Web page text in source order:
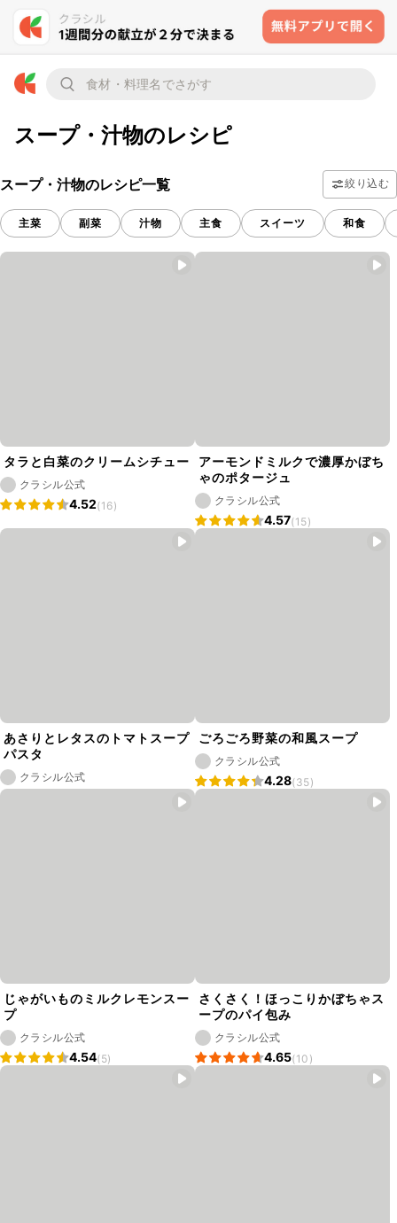
スープ・汁物のレシピ
スープ・汁物のレシピ一覧 絞り込む
主菜 副菜 汁物 主食 スイーツ 和食
タラと白菜のクリームシチュー
クラシル公式
4.52(16)
アーモンドミルクで濃厚かぼち
ゃのポタージュ
クラシル公式
4.57(15)
あさりとレタスのトマトスープ
パスタ
クラシル公式
ごろごろ野菜の和風スープ
クラシル公式
4.28(35)
じゃがいものミルクレモンスー
プ
クラシル公式
4.54(5)
さくさく！ほっこりかぼちゃス
ープのパイ包み
クラシル公式
4.65(10)